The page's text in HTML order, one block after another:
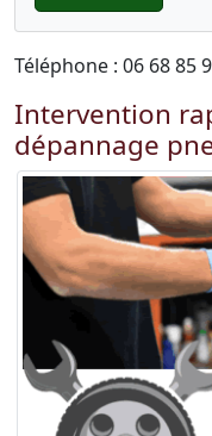
Téléphone : 06 68 85
Intervention
dépannage